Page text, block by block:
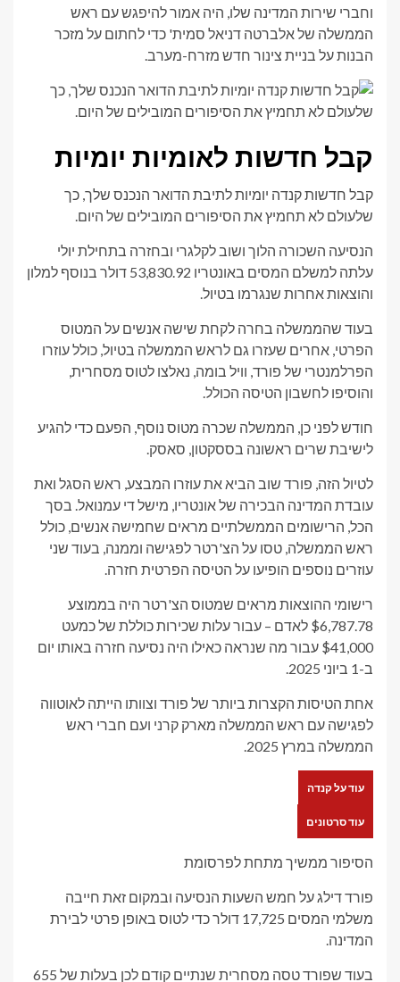
וחברי שירות המדינה שלו, היה אמור להיפגש עם ראש
הממשלה של אלברטה דניאל סמית' כדי לחתום על מזכר
הבנות על בניית צינור חדש מזרח-מערב.
קבל חדשות לאומיות יומיות
קבל חדשות קנדה יומיות לתיבת הדואר הנכנס שלך, כך
שלעולם לא תחמיץ את הסיפורים המובילים של היום.
הנסיעה השכורה הלוך ושוב לקלגרי ובחזרה בתחילת יולי
עלתה למשלם המסים באונטריו 53,830.92 דולר בנוסף למלון
והוצאות אחרות שנגרמו בטיול.
בעוד שהממשלה בחרה לקחת שישה אנשים על המטוס
הפרטי, אחרים שעזרו גם לראש הממשלה בטיול, כולל עוזרו
הפרלמנטרי של פורד, וויל בומה, נאלצו לטוס מסחרית,
והוסיפו לחשבון הטיסה הכולל.
חודש לפני כן, הממשלה שכרה מטוס נוסף, הפעם כדי להגיע
לישיבת שרים ראשונה בססקטון, סאסק.
לטיול הזה, פורד שוב הביא את עוזרו המבצע, ראש הסגל ואת
עובדת המדינה הבכירה של אונטריו, מישל די עמנואל. בסך
הכל, הרישומים הממשלתיים מראים שחמישה אנשים, כולל
ראש הממשלה, טסו על הצ'רטר לפגישה וממנה, בעוד שני
עוזרים נוספים הופיעו על הטיסה הפרטית חזרה.
רישומי ההוצאות מראים שמטוס הצ'רטר היה בממוצע
$6,787.78 לאדם – עבור עלות שכירות כוללת של כמעט
$41,000 עבור מה שנראה כאילו היה נסיעה חזרה באותו יום
ב-1 ביוני 2025.
אחת הטיסות הקצרות ביותר של פורד וצוותו הייתה לאוטווה
לפגישה עם ראש הממשלה מארק קרני ועם חברי ראש
הממשלה במרץ 2025.
עוד על קנדה
עוד סרטונים
הסיפור ממשיך מתחת לפרסומת
פורד דילג על חמש השעות הנסיעה ובמקום זאת חייבה
משלמי המסים 17,725 דולר כדי לטוס באופן פרטי לבירת
המדינה.
בעוד שפורד טסה מסחרית שנתיים קודם לכן בעלות של 655